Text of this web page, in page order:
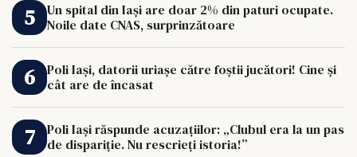
Un spital din Iași are doar 2% din paturi ocupate.
Noile date CNAS, surprinzătoare
Poli Iași, datorii uriașe către foștii jucători! Cine și
cât are de încasat
Poli Iași răspunde acuzațiilor: „Clubul era la un pas
de dispariție. Nu rescrieți istoria!”